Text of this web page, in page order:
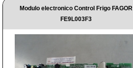
Modulo electronico Control Frigo FAGOR
FE9L003F3